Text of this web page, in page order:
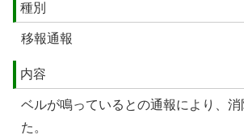
種別
移報通報
内容
ベルが鳴っているとの通報により、
た。